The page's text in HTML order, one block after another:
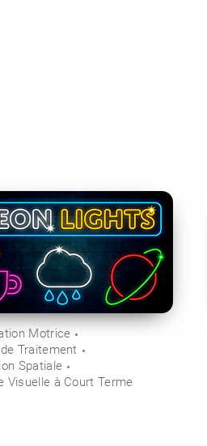
Motrice
Traitement
Spatiale
Visuelle à Court Terme